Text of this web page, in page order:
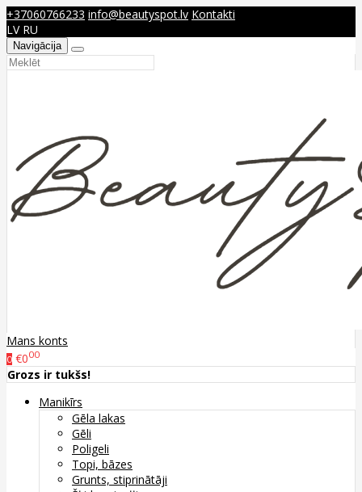
+37060766233 info@beautyspot.lv Kontakti
LV RU
Navigācija
Mans konts
0 €000
Grozs ir tukšs!
Manikīrs
Gēla lakas
Gēli
Poligeli
Topi, bāzes
Grunts, stiprinātāji